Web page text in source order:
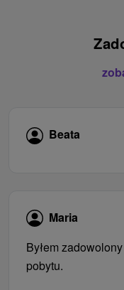
Beata
Maria
Byłem
pobytu.